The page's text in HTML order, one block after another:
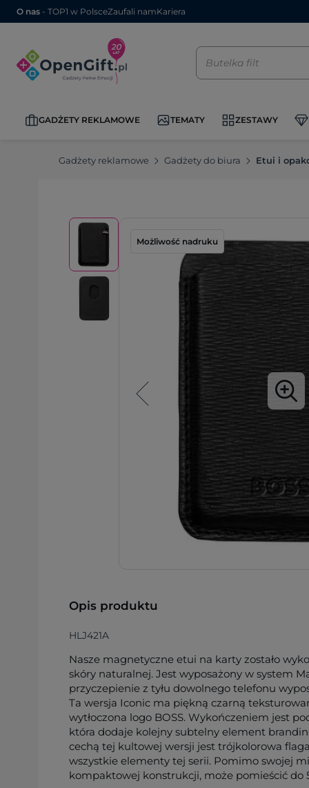
O nas - TOP1 w PolsceZaufali namKariera
GADŻETY REKLAMOWE TEMATY ZESTAWY
Gadżety reklamowe Gadżety do biura Etui i
Możliwość nadruku
Opis produktu
HLJ421A
Nasze magnetyczne etui na karty zostało
skóry naturalnej. Jest wyposażony w system
przyczepienie z tyłu dowolnego telefonu
Ta wersja Iconic ma piękną czarną
wytłoczona logo BOSS. Wykończeniem jest
która dodaje kolejny subtelny element
cechą tej kultowej wersji jest trójkolorowa
wszystkie elementy tej serii. Pomimo swojej
kompaktowej konstrukcji, może pomieścić do